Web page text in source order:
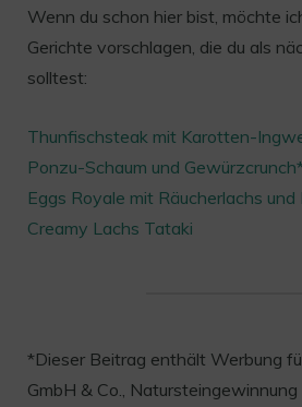
Wenn du schon hier bist, möchte
Gerichte vorschlagen, die du als
solltest:
Thunfischsteak mit Karotten-
Ponzu-Schaum und
Eggs Royale mit Räucherlachs und
Creamy Lachs Tataki
*Dieser Beitrag enthält Werbung
GmbH & Co.,